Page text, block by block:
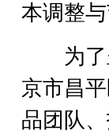
本调整与
为了呈
京市昌
品团队